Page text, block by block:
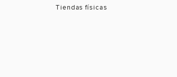
Tiendas físicas